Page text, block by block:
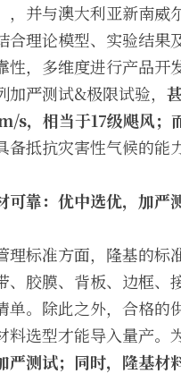
，并与澳大利亚新南威
合理论模型、实验结果
性，多维度进行产品开
加严测试&极限试验，
s，相当于17级飓风；
备抵抗灾害性气候的能力
可靠：优中选优，加严
理标准方面，隆基的标
、胶膜、背板、边框、
单。除此之外，合格的
料选型才能导入量产。为
严测试；同时，隆基材